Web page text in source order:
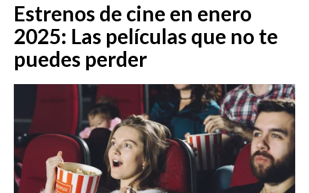
EMISIÓN 7:00 PM
Estrenos de cine en enero
2025: Las películas que no te
puedes perder